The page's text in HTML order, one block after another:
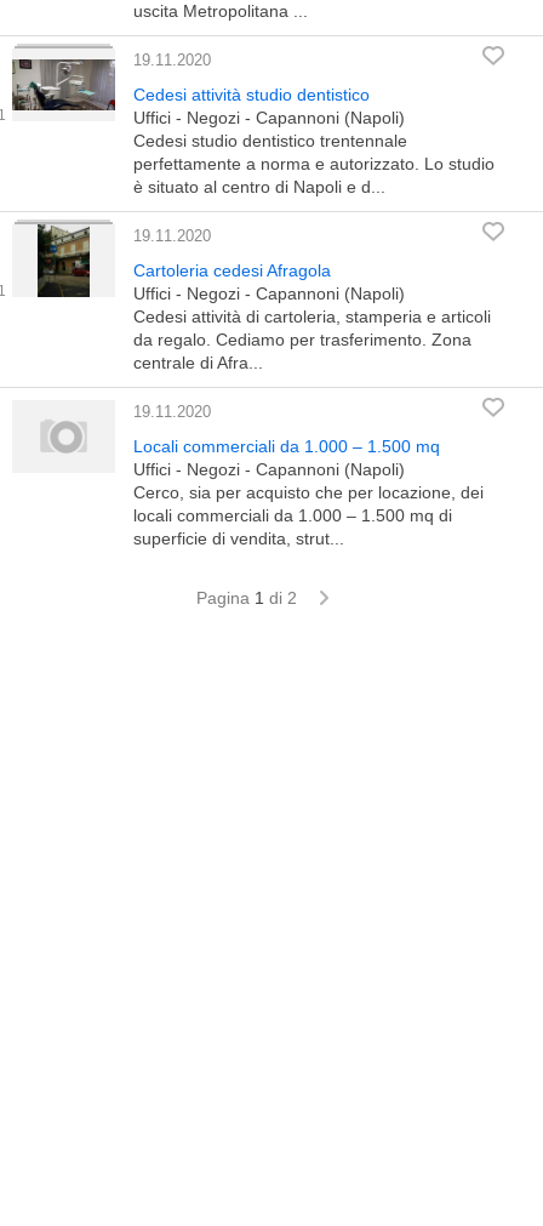
uscita Metropolitana ...
19.11.2020
Cedesi attività studio dentistico
Uffici - Negozi - Capannoni (Napoli)
Cedesi studio dentistico trentennale
perfettamente a norma e autorizzato. Lo studio
è situato al centro di Napoli e d...
19.11.2020
Cartoleria cedesi Afragola
Uffici - Negozi - Capannoni (Napoli)
Cedesi attività di cartoleria, stamperia e articoli
da regalo. Cediamo per trasferimento. Zona
centrale di Afra...
19.11.2020
Locali commerciali da 1.000 – 1.500 mq
Uffici - Negozi - Capannoni (Napoli)
Cerco, sia per acquisto che per locazione, dei
locali commerciali da 1.000 – 1.500 mq di
superficie di vendita, strut...
Pagina 1 di 2